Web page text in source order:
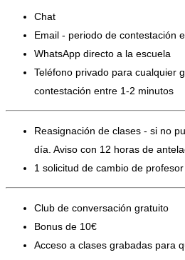
Chat
Email - periodo de contestación
WhatsApp directo a la escuela
Teléfono privado para cualquier
contestación entre 1-2 minutos
Reasignación de clases - si no
día. Aviso con 12 horas de
1 solicitud de cambio de profesor
Club de conversación gratuito
Bonus de 10€
Acceso a clases grabadas para